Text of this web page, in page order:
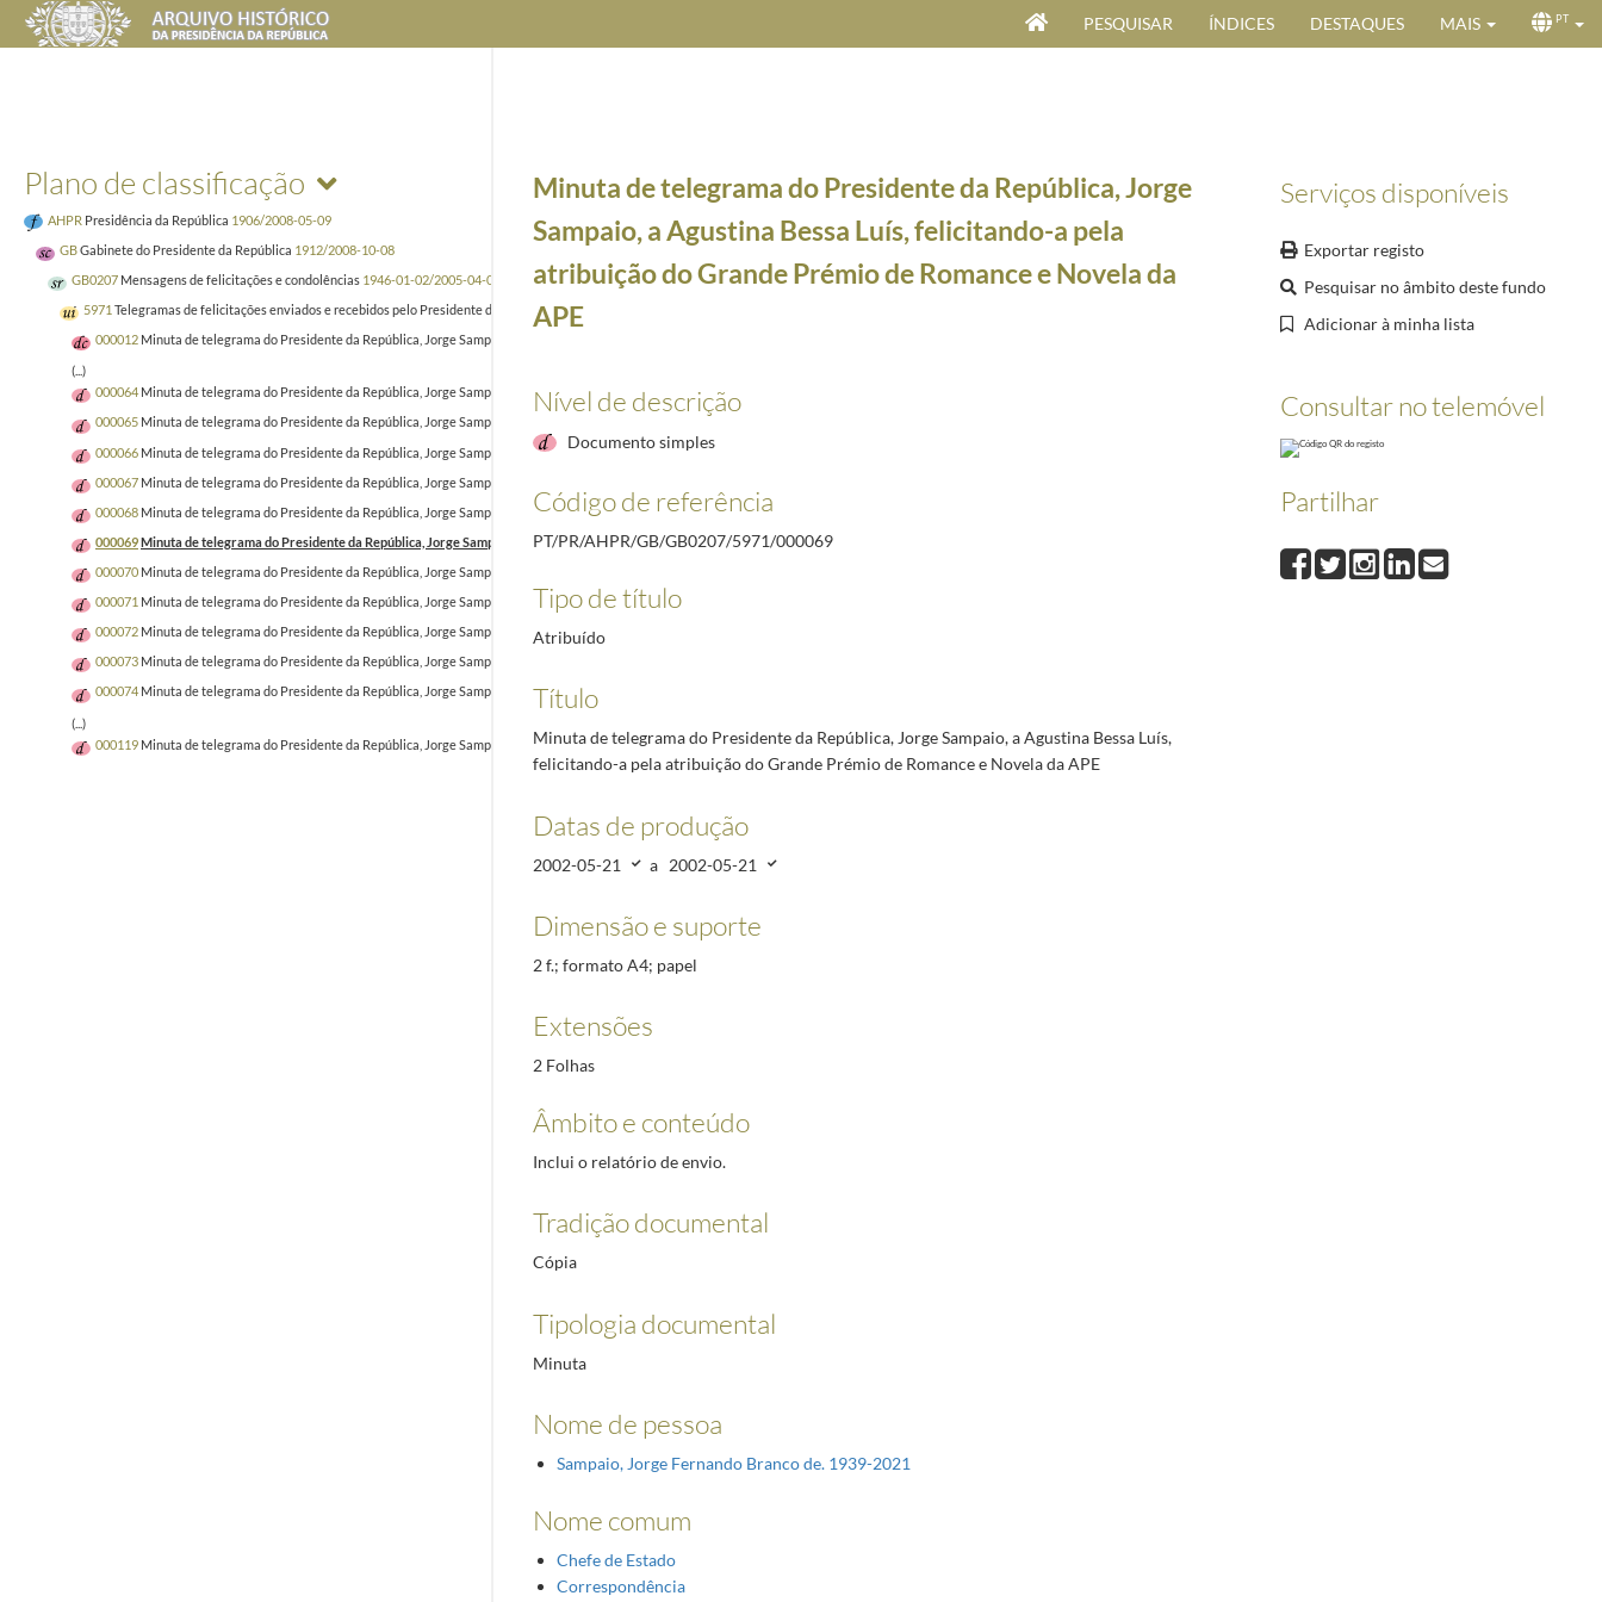
PESQUISAR ÍNDICES DESTAQUES MAIS PT
Plano de classificação
AHPR Presidência da República 1906/2008-05-09
GBGabinete do Presidente da República 1912/2008-10-08
GB0207 Mensagens de felicitações e condolências 1946-01-02/2005-04-02
5971 Telegramas de felicitações enviados e recebidos pelo Presidente da República, Jorge Sampaio
000012 Minuta de telegrama do Presidente da República, Jorge Sampaio, ao Perfeito da Congregação para a Causa dos Santos, Dom José Saraiva Martins, felicitando-o pela elevação a Cardeal
(...)
000064 Minuta de telegrama do Presidente da República, Jorge Sampaio, a Maria Velho da Costa, felicitando-a pela atribuição de prémio
000065 Minuta de telegrama do Presidente da República, Jorge Sampaio, ao Embaixador Marcelo Matias, felicitando-o pela atribuição do Prémio D. Dinis
000066 Minuta de telegrama do Presidente da República, Jorge Sampaio, a Hélia Correia, felicitando-a pela atribuição do Prémio D. Dinis
000067 Minuta de telegrama do Presidente da República, Jorge Sampaio, a Luísa Dacosta, felicitando-a pela atribuição do Prémio "Uma Vida, uma Obra"
000068 Minuta de telegrama do Presidente da República, Jorge Sampaio, a Maria Velho da Costa, felicitando-a pela atribuição do Prémio Camões
000069Minuta de telegrama do Presidente da República, Jorge Sampaio, a Agustina Bessa Luís, felicitando-a pela atribuição do Grande Prémio de Romance e Novela da APE
000070 Minuta de telegrama do Presidente da República, Jorge Sampaio, a Cristovão de Aguiar, felicitando-o pela atribuição do Prémio Miguel Torga
000071 Minuta de telegrama do Presidente da República, Jorge Sampaio, ao Arquiteto Manuel Tainha , felicitando-o pela atribuição do Prémio Jean Tschumi
000072 Minuta de telegrama do Presidente da República, Jorge Sampaio, a Maria João Pires , felicitando-a pela atribuição do Prémio de Música 2002 da Unesco
000073 Minuta de telegrama do Presidente da República, Jorge Sampaio, ao Presidente da Associação Nacional de Desporto para a Deficiência Mental, Mário Augusto Oliveira Dias, felicitando-o pela conquista do título de Campeão da Europa de Atletismo para
000074 Minuta de telegrama do Presidente da República, Jorge Sampaio, ao Jornalista António Valdemar, felicitando-o pela homenagem que lhe foi prestada
(...)
000119 Minuta de telegrama do Presidente da República, Jorge Sampaio, a Álvaro Lapa, felicitando-o pela atribuição do Prémio EDP2004-12-22/2004-12-22
Serviços disponíveis
Exportar registo
Pesquisar no âmbito deste fundo
Adicionar à minha lista
Consultar no telemóvel
Partilhar
Minuta de telegrama do Presidente da República, Jorge
Sampaio, a Agustina Bessa Luís, felicitando-a pela
atribuição do Grande Prémio de Romance e Novela da
APE
Nível de descrição
Documento simples
Código de referência
PT/PR/AHPR/GB/GB0207/5971/000069
Tipo de título
Atribuído
Título
Minuta de telegrama do Presidente da República, Jorge Sampaio, a Agustina Bessa Luís,
felicitando-a pela atribuição do Grande Prémio de Romance e Novela da APE
Datas de produção
2002-05-21 a 2002-05-21
Dimensão e suporte
2 f.; formato A4; papel
Extensões
2 Folhas
Âmbito e conteúdo
Inclui o relatório de envio.
Tradição documental
Cópia
Tipologia documental
Minuta
Nome de pessoa
Sampaio, Jorge Fernando Branco de. 1939-2021
Nome comum
Chefe de Estado
Correspondência